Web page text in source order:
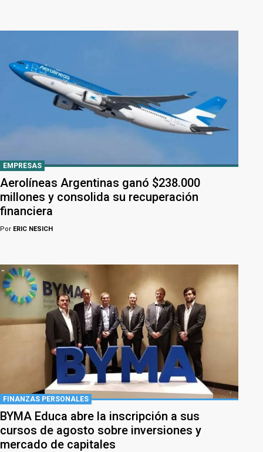
EMPRESAS
Aerolíneas Argentinas ganó $238.000
millones y consolida su recuperación
financiera
Por ERIC NESICH
FINANZAS PERSONALES
BYMA Educa abre la inscripción a sus
cursos de agosto sobre inversiones y
mercado de capitales